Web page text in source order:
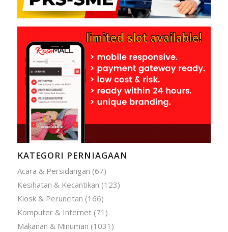
KATEGORI PERNIAGAAN
Acara & Persidangan (67)
Kesihatan & Kecantikan (123)
Kiosk & Peruncitan (166)
Komputer & Internet(71)
Makanan & Minuman (1031)